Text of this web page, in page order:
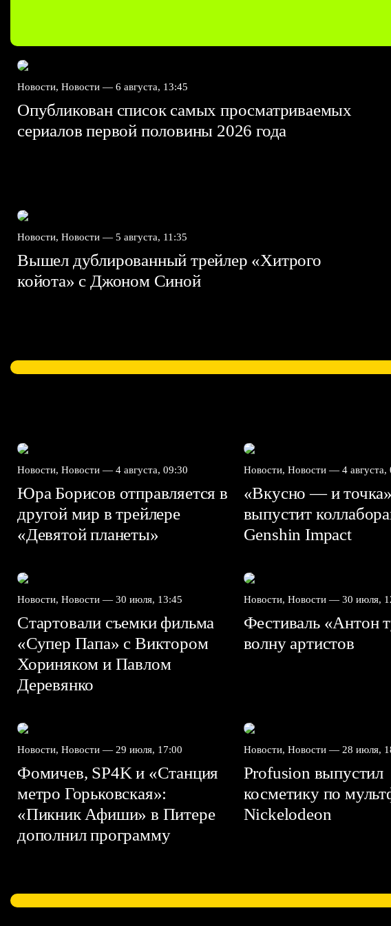
Новости, Новости — 6 августа, 13:45
Опубликован список самых просматриваемых
сериалов первой половины 2026 года
Новости, Новости — 5 августа, 11:35
Вышел дублированный трейлер «Хитрого
койота» с Джоном Синой
Новости, Новости — 4 августа, 09:30
Юра Борисов отправляется в
другой мир в трейлере
«Девятой планеты»
Новости, Новости — 4 августа,
«Вкусно — и точка»
выпустит
Genshin Impact⁠⁠
Новости, Новости — 30 июля, 13:45
Стартовали съемки фильма
«Супер Папа» с Виктором
Хориняком и Павлом
Деревянко
Новости, Новости — 30 июля,
Фестиваль «Антон
волну артистов
Новости, Новости — 29 июля, 17:00
Фомичев, SP4K и «Станция
метро Горьковская»:
«Пикник Афиши» в Питере
дополнил программу
Новости, Новости — 28 июля,
Profusion выпустил
косметику по
Nickelodeon